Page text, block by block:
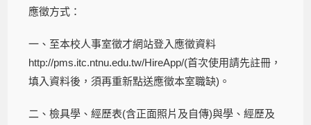
應徵方式：
一、至本校人事室徵才網站登入應徵資料
http://pms.itc.ntnu.edu.tw/HireApp/(首次使用請先註冊，
填入資料後，須再重新點送應徵本室職缺)。
二、檢具學、經歷表(含正面照片及自傳)與學、經歷及